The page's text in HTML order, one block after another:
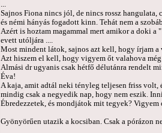
Sajnos Fiona nincs jól, de nincs rossz
és némi hányás fogadott kinn. Tehát nem a
Azért is hoztam magammal mert amikor a doki
evett utóljára ....
Most mindent látok, sajnos azt kell, hogy írjam a
Azt hiszem el kell, hogy vigyem őt valahova
Almási dr ugyanis csak hétfő délutánra rendelt
Éva!
A kaja, amit adtál neki tényleg teljesen friss volt,
mindig csak a negyedik nap, hogy nem eszik.
Ébredezzetek, és mondjátok mit tegyek? Vigyem
Gyönyörűen utazik a kocsiban. Csak a pórázon